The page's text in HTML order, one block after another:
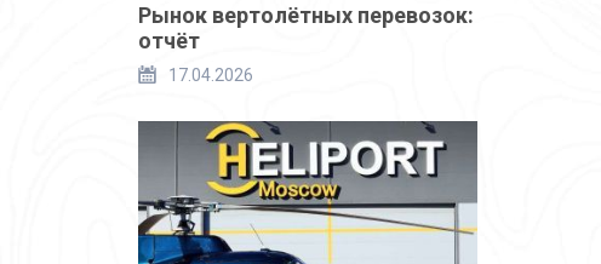
Рынок вертолётных перевозок:
отчёт
17.04.2026